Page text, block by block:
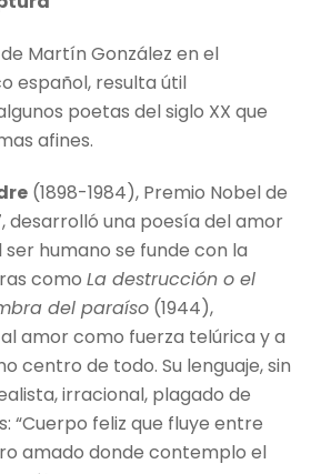
Martín González en el
español, resulta útil
poetas del siglo XX que
afines.
(1898-1984), Premio Nobel de
desarrolló una poesía del amor
humano se funde con la
comoLa destrucción o el
del paraíso (1944),
amor como fuerza telúrica y a
centro de todo. Su lenguaje, sin
irracional, plagado de
“Cuerpo feliz que fluye entre
amado donde contemplo el